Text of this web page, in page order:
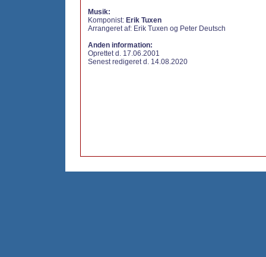
Musik:
Komponist: Erik Tuxen
Arrangeret af: Erik Tuxen og Peter Deutsch
Anden information:
Oprettet d. 17.06.2001
Senest redigeret d. 14.08.2020